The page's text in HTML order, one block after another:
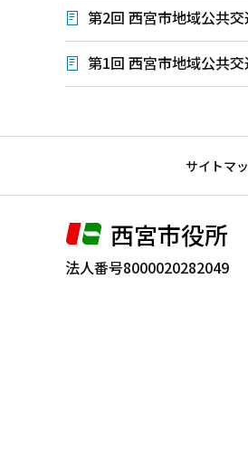
第2回 西宮市地域公共
第1回 西宮市地域公共
文
で
サイトマ
西宮市役所
法人番号8000020282049